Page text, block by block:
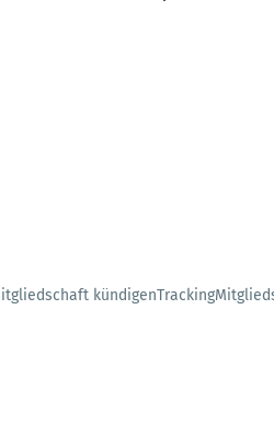
kündigenTracking